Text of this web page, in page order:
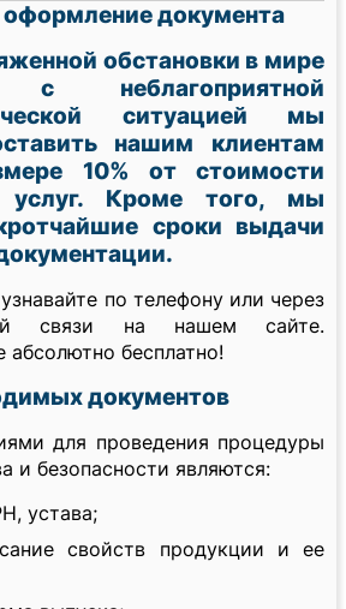
оформление документа
обстановки в мире
ситуацией мы
нашим клиентам
10% от стоимости
услуг. Кроме того, мы
сроки выдачи
по телефону или через
связи на нашем сайте.
абсолютно бесплатно!
документов
для проведения процедуры
и безопасности являются:
устава;
свойств продукции и ее